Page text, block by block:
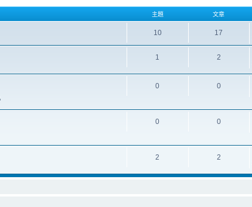
主題 文章
10 17
1 2
0 0
0 0
2 2